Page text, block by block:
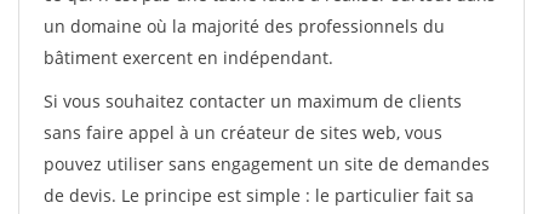
un domaine où la majorité des professionnels du
bâtiment exercent en indépendant.
Si vous souhaitez contacter un maximum de clients
sans faire appel à un créateur de sites web, vous
pouvez utiliser sans engagement un site de demandes
de devis. Le principe est simple : le particulier fait sa